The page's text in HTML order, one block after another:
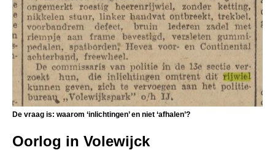
De vraag is: waarom ‘inlichtingen’ en niet ‘afhalen’?
Oorlog in Volewijck